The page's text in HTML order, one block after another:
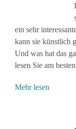
ein sehr
kann sie künstlich
Und was hat das
lesen Sie am
Mehr lesen